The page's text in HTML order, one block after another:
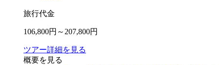
旅行代金
106,800円～ 207,800円
ツアー詳細を見る
概要を見る